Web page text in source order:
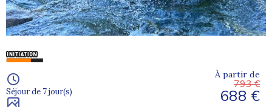
Séjour de 7 jour(s)
À partir de
793 €
688 €